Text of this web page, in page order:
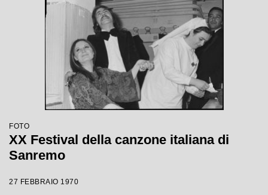
FOTO
XX Festival della canzone italiana di
Sanremo
27 FEBBRAIO 1970